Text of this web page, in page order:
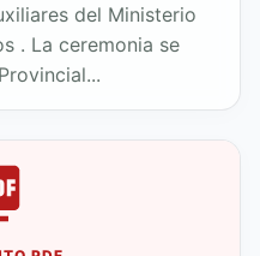
del Ministerio
. La ceremonia se